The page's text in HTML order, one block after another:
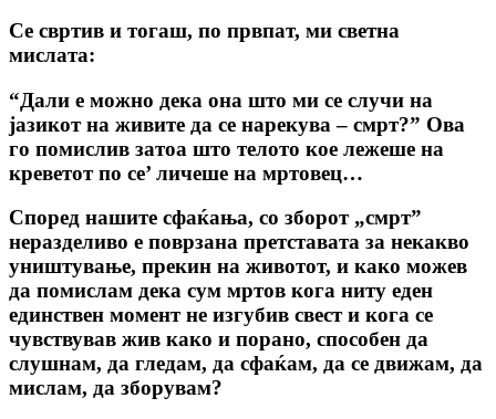
Се свртив и тогаш, по првпат, ми светна
мислата:
“Дали е можно дека она што ми се случи на
јазикот на живите да се нарекува – смрт?” Ова
го помислив затоа што телото кое лежеше на
креветот по се’ личеше на мртовец…
Според нашите сфаќања, co зборот „смрт”
неразделиво е поврзана претставата за некакво
уништување, прекин на животот, и како можев
да помислам дека сум мртов кога ниту еден
единствен момент не изгубив свест и кога се
чувствував жив како и порано, способен да
слушнам, да гледам, да сфаќам, да се движам, да
мислам, да зборувам?